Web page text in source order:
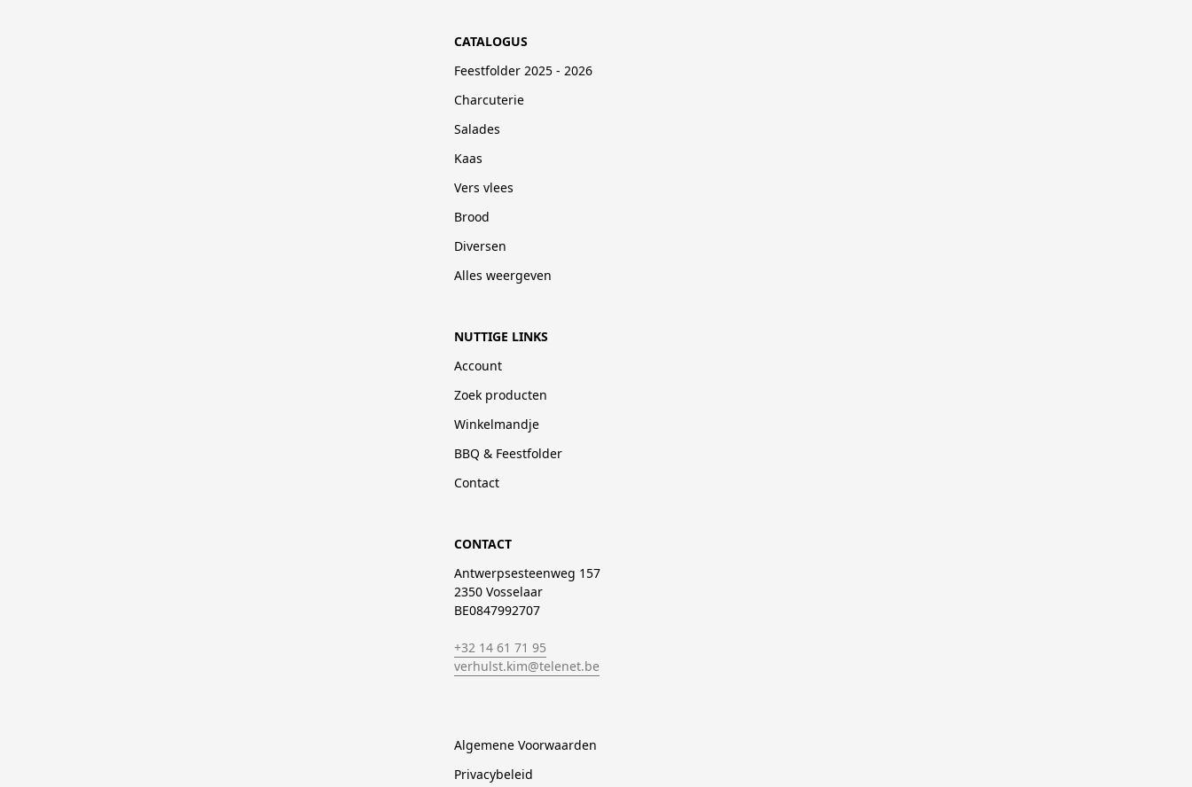
CATALOGUS
Feestfolder 2025 - 2026
Charcuterie
Salades
Kaas
Vers vlees
Brood
Diversen
Alles weergeven
NUTTIGE LINKS
Account
Zoek producten
Winkelmandje
BBQ & Feestfolder
Contact
CONTACT
Antwerpsesteenweg 157
2350 Vosselaar
BE0847992707
+32 14 61 71 95
verhulst.kim@telenet.be
Algemene Voorwaarden
Privacybeleid